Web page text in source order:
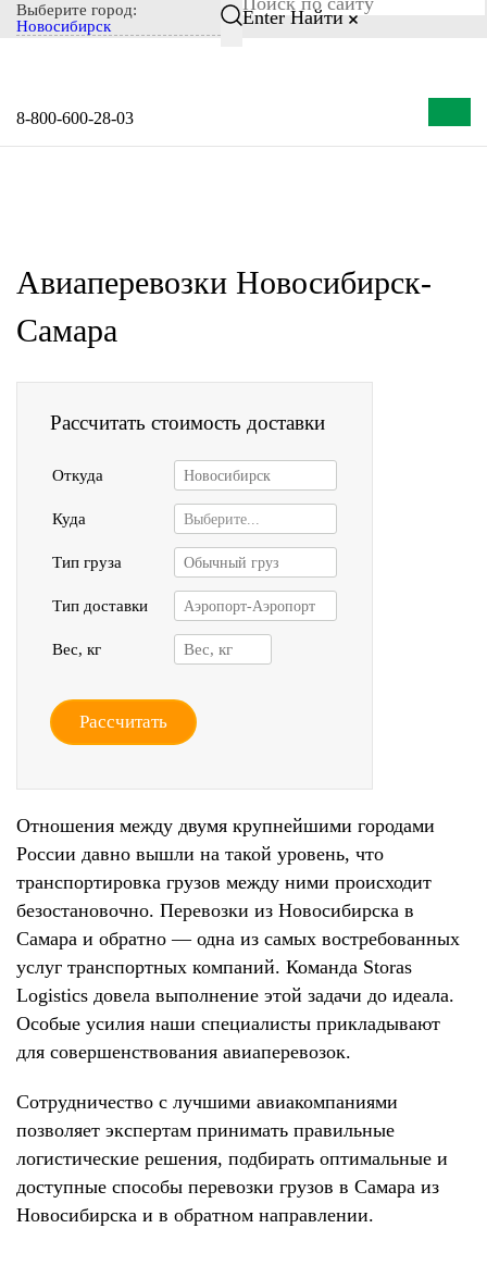
Notice: Undefined index: CITY_SELECT in
/home/s/storas/storas.ru/public_html/wp-content/themes/tsl-
Выберите город:
Новосибирск
Enter Найти
8-800-600-28-03
Авиаперевозки Новосибирск-
Самара
Рассчитать стоимость доставки
Откуда Новосибирск
Куда Выберите...
Тип груза Обычный груз
Тип доставки Аэропорт-Аэропорт
Вес, кг
Рассчитать
Отношения между двумя крупнейшими городами
России давно вышли на такой уровень, что
транспортировка грузов между ними происходит
безостановочно. Перевозки из Новосибирска в
Самара и обратно — одна из самых востребованных
услуг транспортных компаний. Команда Storas
Logistics довела выполнение этой задачи до идеала.
Особые усилия наши специалисты прикладывают
для совершенствования авиаперевозок.
Сотрудничество с лучшими авиакомпаниями
позволяет экспертам принимать правильные
логистические решения, подбирать оптимальные и
доступные способы перевозки грузов в Самара из
Новосибирска и в обратном направлении.